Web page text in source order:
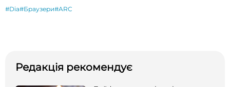
#Dia#Браузери#ARC
Редакція рекомендує